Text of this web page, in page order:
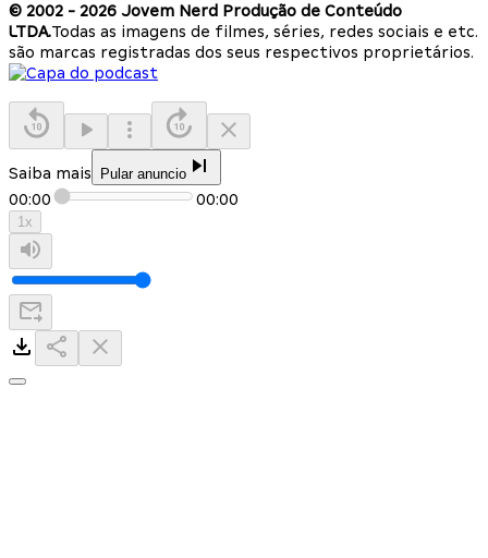
© 2002 - 2026 Jovem Nerd Produção de Conteúdo
LTDA.Todas as imagens de filmes, séries, redes sociais e etc.
são marcas registradas dos seus respectivos proprietários.
Saiba mais Pular anuncio
00:00 00:00
1x